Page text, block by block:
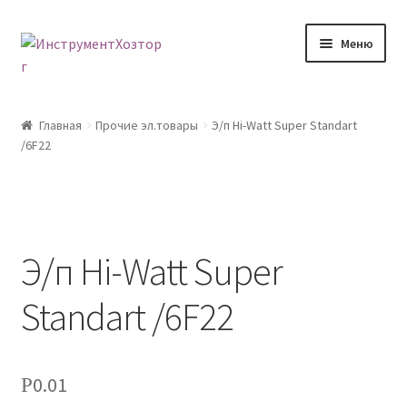
Перейти
Перейти
Меню
Возврат товара
Контакты
Мой аккаунт
Главная Прочие эл.товары
Э/п Hi-Watt Super Standart
/6F22
Э/п Hi-Watt Super
Standart /6F22
Р0.01